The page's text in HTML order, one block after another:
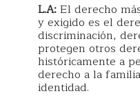
L.A:El derecho
y exigido es el
discriminación,
protegen otros
históricamente a
derecho a la
identidad.